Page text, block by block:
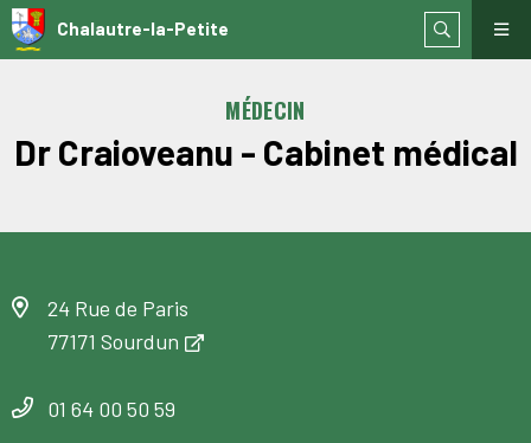
Chalautre-la-Petite
MÉDECIN
Dr Craioveanu - Cabinet médical
24 Rue de Paris
77171 Sourdun
01 64 00 50 59